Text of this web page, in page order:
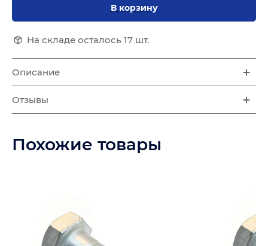
В корзину
На складе осталось 17 шт.
Описание
Отзывы
Похожие товары